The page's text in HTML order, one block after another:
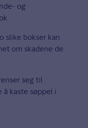
og
slike bokser kan
om skadene de
seg til
å kaste søppel i